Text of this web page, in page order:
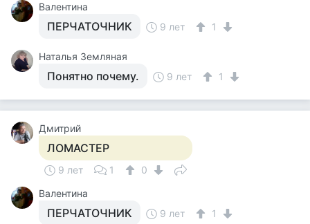
Валентина
ПЕРЧАТОЧНИК 9 лет 1
Наталья Земляная
Понятно почему. 9 лет 1
Дмитрий
ЛОМАСТЕР
9 лет 1
0
Валентина
ПЕРЧАТОЧНИК 9 лет 1